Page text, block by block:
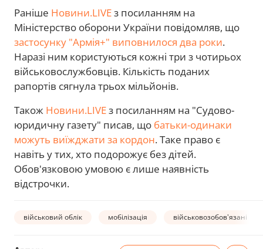
Раніше Новини.LIVEз посиланням на
Міністерство оборони України повідомляв, що
застосунку "Армія+" виповнилося два роки.
Наразі ним користуються кожні три з чотирьох
військовослужбовців. Кількість поданих
рапортів сягнула трьох мільйонів.
Також Новини.LIVEз посиланням на "Судово-
юридичну газету" писав, що батьки-одинаки
можуть виїжджати за кордон. Таке право є
навіть у тих, хто подорожує без дітей.
Обов'язковою умовою є лише наявність
відстрочки.
військовий облік мобілізація військовозобов'язані